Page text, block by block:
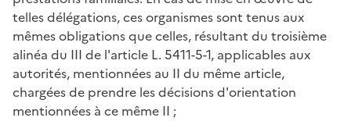
telles délégations, ces organismes sont tenus aux
mêmes obligations que celles, résultant du troisième
alinéa du III de l'article L. 5411-5-1, applicables aux
autorités, mentionnées au II du même article,
chargées de prendre les décisions d'orientation
mentionnées à ce même II ;